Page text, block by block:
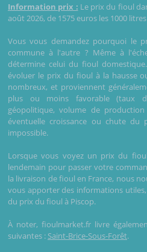
Information prix : Le prix du fioul
août 2026, de 1575 euros les 1000
Vous vous demandez pourquoi le
commune à l'autre ? Même à
détermine celui du fioul
évoluer le prix du fioul à la hausse
nombreux, et proviennent
plus ou moins favorable (taux
géopolitique, volume de
éventuelle croissance ou chute
impossible.
Lorsque vous voyez un prix du
lendemain pour passer votre
la livraison de fioul en France, nous
vous apporter des informations
du prix du fioul à Piscop.
À noter, fioulmarket.fr livre
suivantes : Saint-Brice-Sous-Forêt.